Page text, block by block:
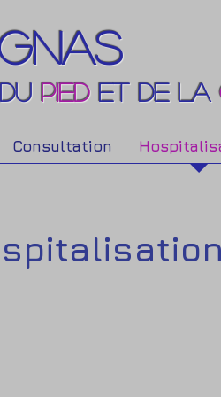
DU PIED ET DE LA
Consultation